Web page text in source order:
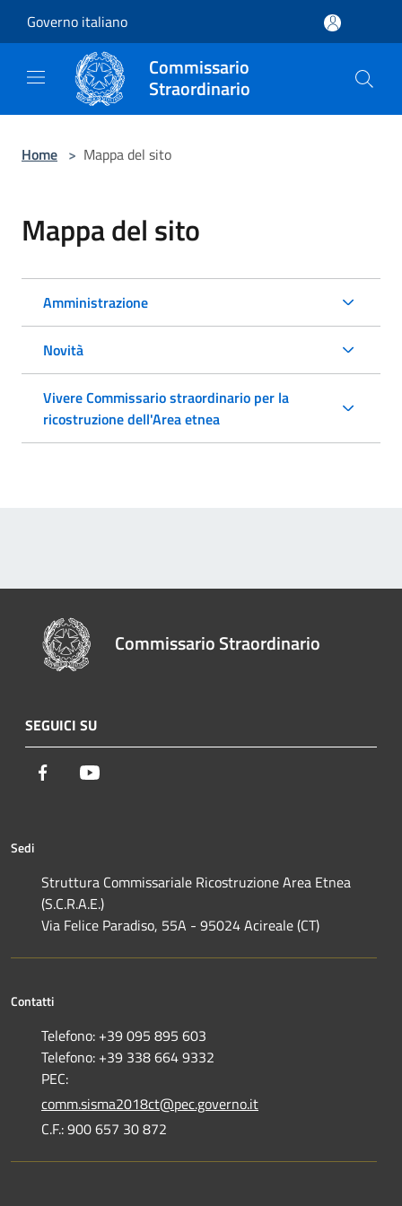
Governo italiano
Commissario
Straordinario
Home > Mappa del sito
Mappa del sito
Amministrazione
Novità
Vivere Commissario straordinario per la
ricostruzione dell'Area etnea
Commissario Straordinario
SEGUICI SU
Facebook
Sedi
Struttura Commissariale Ricostruzione Area Etnea
(S.C.R.A.E.)
Via Felice Paradiso, 55A - 95024 Acireale (CT)
Contatti
Telefono: +39 095 895 603
Telefono: +39 338 664 9332
PEC:
comm.sisma2018ct@pec.governo.it
C.F.: 900 657 30 872